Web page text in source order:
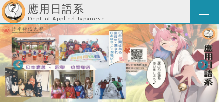
應用日語系
Dept. of Applied Japanese